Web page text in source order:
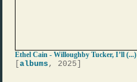
Ethel Cain - Willoughby Tucker, I’ll (...)
[albums , 2025]